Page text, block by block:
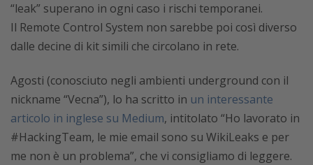
“leak” superano in ogni caso i rischi temporanei.
Il Remote Control System non sarebbe poi così diverso
dalle decine di kit simili che circolano in rete.
Agosti (conosciuto negli ambienti underground con il
nickname “Vecna”), lo ha scritto in un interessante
articolo in inglese su Medium, intitolato “Ho lavorato in
#HackingTeam, le mie email sono su WikiLeaks e per
me non è un problema”, che vi consigliamo di leggere.